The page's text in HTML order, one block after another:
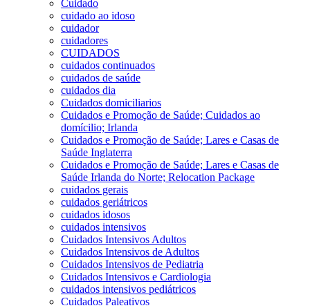
Cuidado
cuidado ao idoso
cuidador
cuidadores
CUIDADOS
cuidados continuados
cuidados de saúde
cuidados dia
Cuidados domiciliarios
Cuidados e Promoção de Saúde; Cuidados ao
domícilio; Irlanda
Cuidados e Promoção de Saúde; Lares e Casas de
Saúde Inglaterra
Cuidados e Promoção de Saúde; Lares e Casas de
Saúde Irlanda do Norte; Relocation Package
cuidados gerais
cuidados geriátricos
cuidados idosos
cuidados intensivos
Cuidados Intensivos Adultos
Cuidados Intensivos de Adultos
Cuidados Intensivos de Pediatria
Cuidados Intensivos e Cardiologia
cuidados intensivos pediátricos
Cuidados Paleativos